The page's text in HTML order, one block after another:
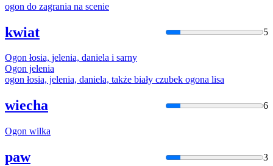
ogon do zagrania na scenie
kwiat 5
Ogon łosia, jelenia, daniela i sarny
Ogon jelenia
ogon łosia, jelenia, daniela, także biały czubek ogona lisa
wiecha 6
Ogon wilka
paw 3